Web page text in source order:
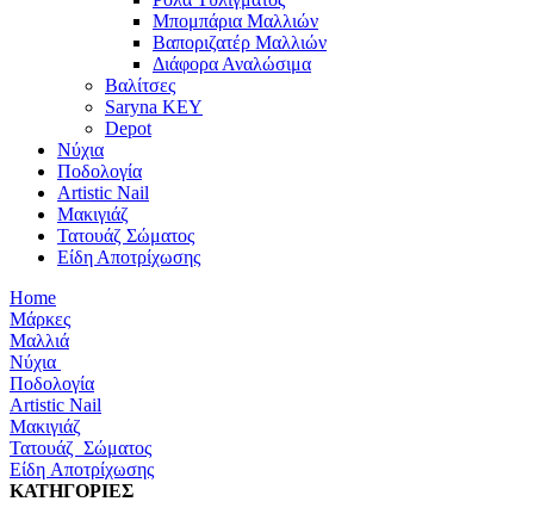
Μπομπάρια Μαλλιών
Βαποριζατέρ Μαλλιών
Διάφορα Αναλώσιμα
Βαλίτσες
Saryna KEY
Depot
Νύχια
Ποδολογία
Artistic Nail
Μακιγιάζ
Τατουάζ Σώματος
Είδη Αποτρίχωσης
Home
Μάρκες
Μαλλιά
Νύχια
Ποδολογία
Artistic Nail
Μακιγιάζ
Τατουάζ Σώματος
Είδη Αποτρίχωσης
ΚΑΤΗΓΟΡΙΕΣ